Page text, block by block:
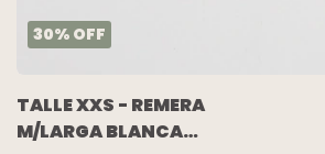
30% OFF
TALLE XXS - REMERA
M/LARGA BLANCA